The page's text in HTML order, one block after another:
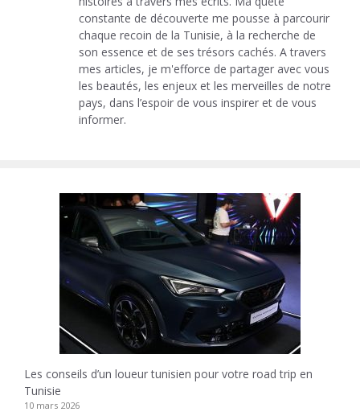
constante de découverte me pousse à parcourir
chaque recoin de la Tunisie, à la recherche de
son essence et de ses trésors cachés. A travers
mes articles, je m'efforce de partager avec vous
les beautés, les enjeux et les merveilles de notre
pays, dans l’espoir de vous inspirer et de vous
informer.
Les conseils d’un loueur tunisien pour votre road trip en
Tunisie
10 mars 2026